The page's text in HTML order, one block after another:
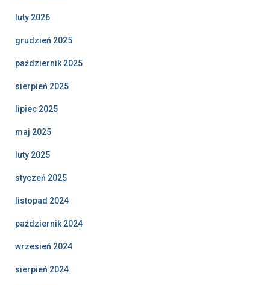
luty 2026
grudzień 2025
październik 2025
sierpień 2025
lipiec 2025
maj 2025
luty 2025
styczeń 2025
listopad 2024
październik 2024
wrzesień 2024
sierpień 2024